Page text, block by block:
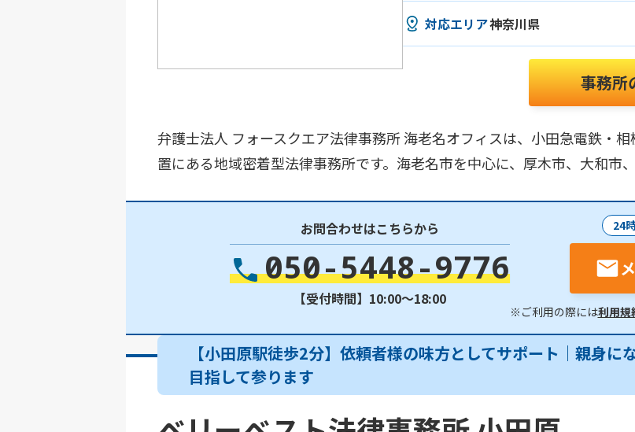
対応エリア神奈川県
事務所
弁護士法人 フォースクエア法律事務所 海老名オフィスは、小田急電鉄・
置にある地域密着型法律事務所です。海老名市を中心に、厚木市、大和市
お問合わせはこちらから
050-5448-9776
【受付時間】10:00〜18:00
24
※ご利用の際には利用規
【小田原駅徒歩2分】依頼者様の味方としてサポート｜親身に
目指して参ります